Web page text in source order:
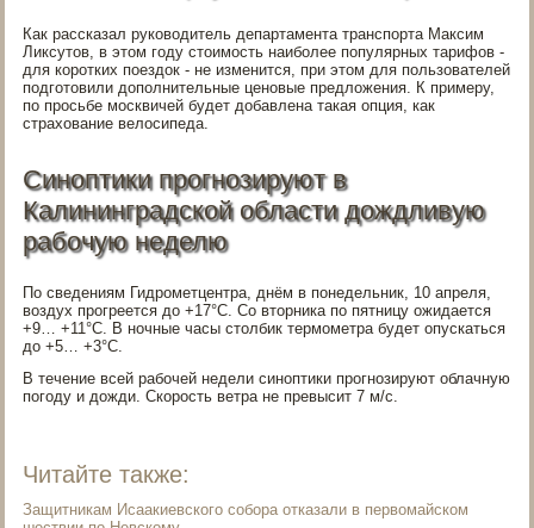
Как рассказал руководитель департамента транспорта Максим
Ликсутов, в этом году стоимость наиболее популярных тарифов -
для коротких поездок - не изменится, при этом для пользователей
подготовили дополнительные ценовые предложения. К примеру,
по просьбе москвичей будет добавлена такая опция, как
страхование велосипеда.
Синоптики прогнозируют в
Калининградской области дождливую
рабочую неделю
По сведениям Гидрометцентра, днём в понедельник, 10 апреля,
воздух прогреется до +17°C. Со вторника по пятницу ожидается
+9… +11°C. В ночные часы столбик термометра будет опускаться
до +5… +3°C.
В течение всей рабочей недели синоптики прогнозируют облачную
погоду и дожди. Скорость ветра не превысит 7 м/с.
Читайте также:
Защитникам Исаакиевского собора отказали в первомайском